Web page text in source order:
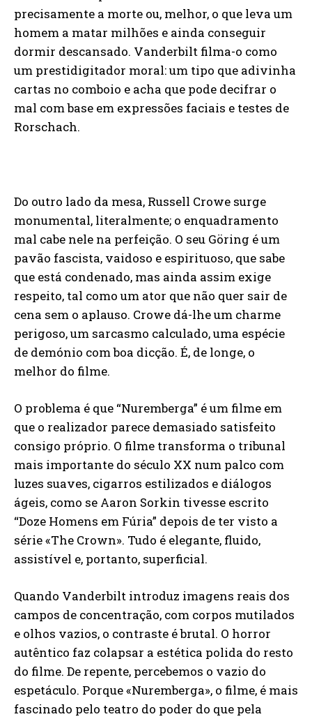
precisamente a morte ou, melhor, o que leva um
homem a matar milhões e ainda conseguir
dormir descansado. Vanderbilt filma-o como
um prestidigitador moral: um tipo que adivinha
cartas no comboio e acha que pode decifrar o
mal com base em expressões faciais e testes de
Rorschach.
Do outro lado da mesa, Russell Crowe surge
monumental, literalmente; o enquadramento
mal cabe nele na perfeição. O seu Göring é um
pavão fascista, vaidoso e espirituoso, que sabe
que está condenado, mas ainda assim exige
respeito, tal como um ator que não quer sair de
cena sem o aplauso. Crowe dá-lhe um charme
perigoso, um sarcasmo calculado, uma espécie
de demónio com boa dicção. É, de longe, o
melhor do filme.
O problema é que “Nuremberga” é um filme em
que o realizador parece demasiado satisfeito
consigo próprio. O filme transforma o tribunal
mais importante do século XX num palco com
luzes suaves, cigarros estilizados e diálogos
ágeis, como se Aaron Sorkin tivesse escrito
“Doze Homens em Fúria” depois de ter visto a
série «The Crown». Tudo é elegante, fluido,
assistível e, portanto, superficial.
Quando Vanderbilt introduz imagens reais dos
campos de concentração, com corpos mutilados
e olhos vazios, o contraste é brutal. O horror
autêntico faz colapsar a estética polida do resto
do filme. De repente, percebemos o vazio do
espetáculo. Porque «Nuremberga», o filme, é mais
fascinado pelo teatro do poder do que pela